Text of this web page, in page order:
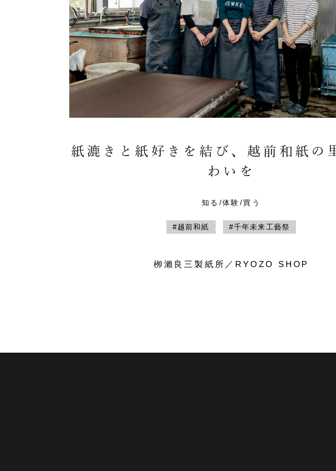
紙漉きと紙好きを結び、越前和紙の
わいを
知る/体験/買う
#越前和紙 #千年未来工藝祭
栁瀨良三製紙所／RYOZO SHOP